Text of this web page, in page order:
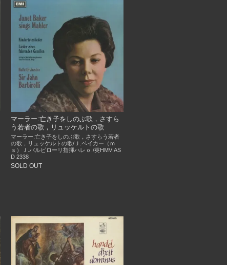
マーラー:亡き子をしのぶ歌，さすら
う若者の歌，リュッケルトの歌
マーラー:亡き子をしのぶ歌，さすらう若者
の歌，リュッケルトの歌/Ｊ.ベイカー（ｍ
ｓ）Ｊ.バルビローリ指揮ハレｏ./英HMV:AS
D 2338
SOLD OUT